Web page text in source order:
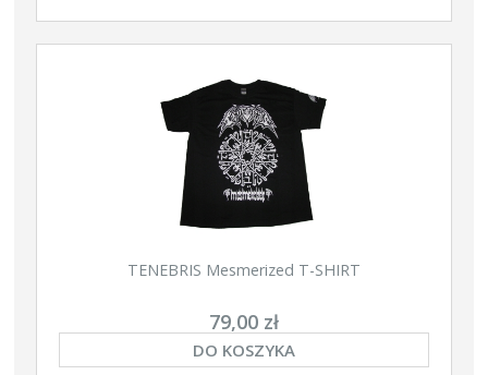
TENEBRIS Mesmerized T-SHIRT
79,00 zł
DO KOSZYKA